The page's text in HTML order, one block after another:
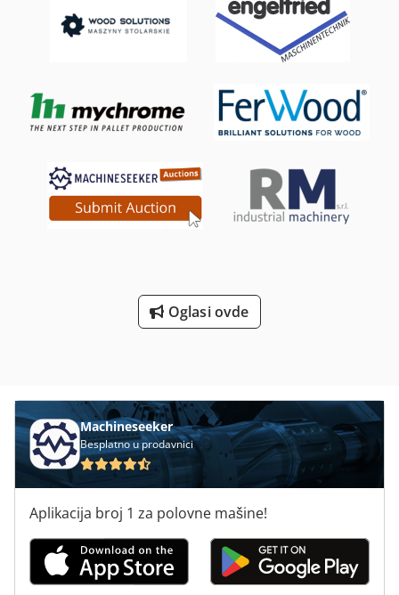
Oglasi ovde
Machineseeker
Besplatno u prodavnici
Aplikacija broj 1 za polovne mašine!